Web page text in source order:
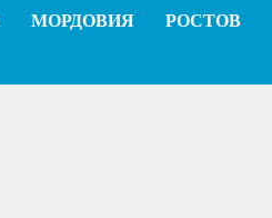
МОРДОВИЯ РОСТОВ